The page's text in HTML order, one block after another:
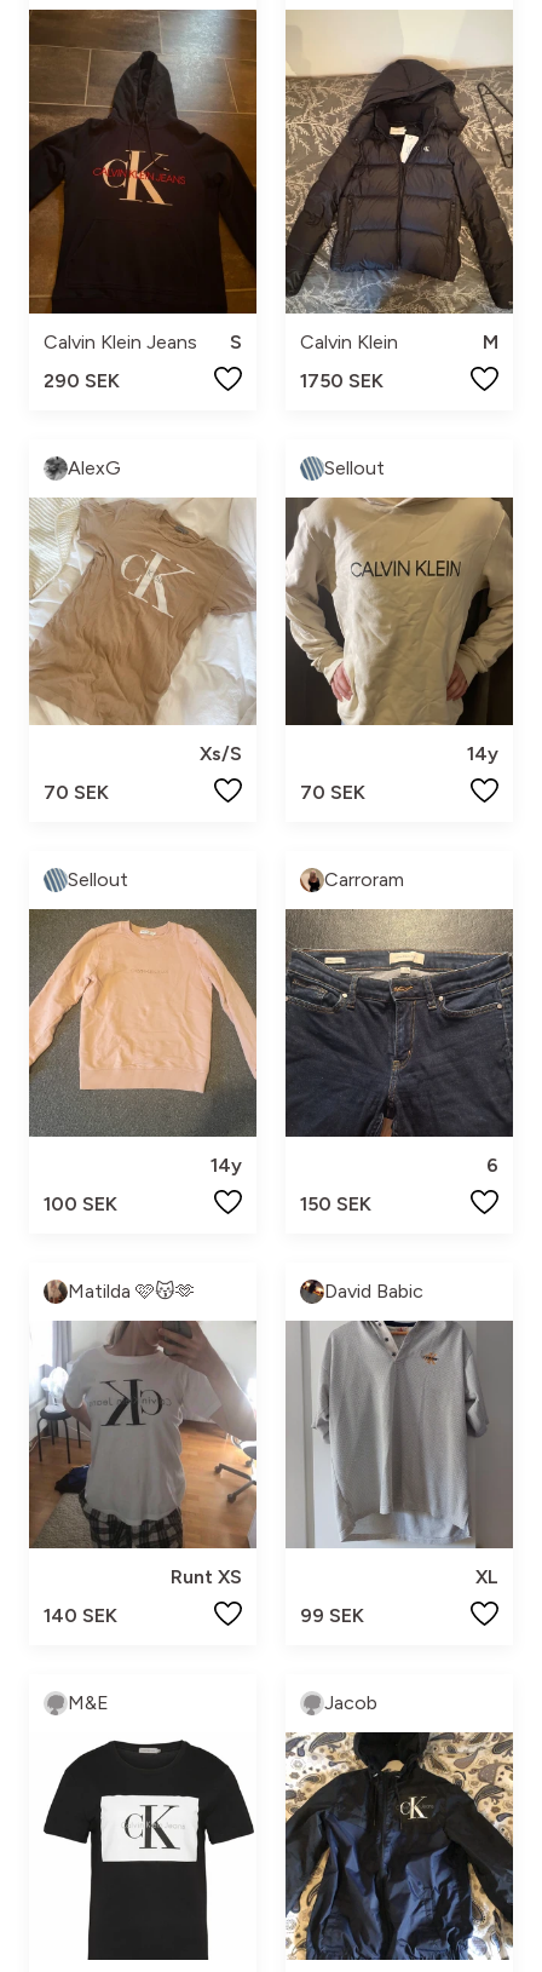
Calvin Klein Jeans
S
290 SEK
Calvin Klein
M
1750 SEK
AlexG
Xs/S
70 SEK
Sellout
14y
70 SEK
Sellout
14y
100 SEK
Carroram
6
150 SEK
Matilda 🩷😽🫶
Runt XS
140 SEK
David Babic
XL
99 SEK
M&E Jacob